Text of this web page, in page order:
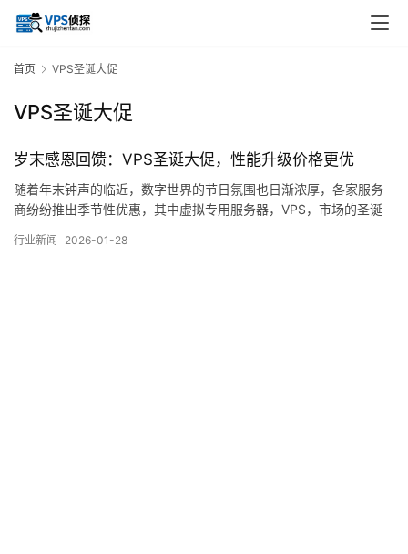
首页 VPS圣诞大促
VPS圣诞大促
岁末感恩回馈：VPS圣诞大促，性能升级价格更优
随着年末钟声的临近，数字世界的节日氛围也日渐浓厚，各家服务
商纷纷推出季节性优惠，其中虚拟专用服务器，VPS，市场的圣诞
主打性能升级与价格优化，旨在吸引新旧用户的关注，从行业惯例
行业新闻 2026-01-28